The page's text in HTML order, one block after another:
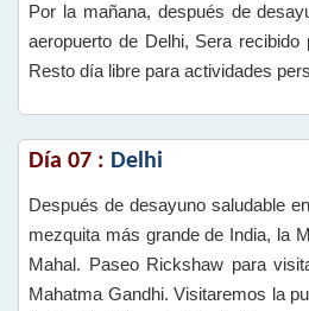
Por la mañana, después de
aeropuerto de Delhi, Sera
Resto día libre para actividades
Día 07 : Delhi
Después de desayuno saludable
mezquita más grande de India, la
Mahal. Paseo Rickshaw para
Mahatma Gandhi. Visitaremos la